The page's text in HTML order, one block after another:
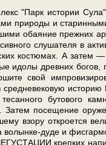
"Парк ис­то­рии
при­ро­ды и
оба­я­ние преж­них
слу­ша­те­ля в
ко­стю­мах. А затем —
идолы древ­них
свой
ис­то­рию
бутового
За­тем посещение
взо­ру от­кро­ет­ся
волынке-дуде и
креп­ких